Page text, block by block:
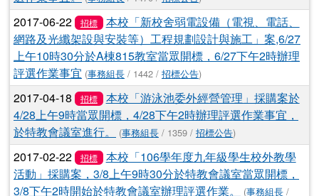
2017-06-22 招標
本校「新校舍弱電設備（電視、電話、
網路及光纖架設與安裝等）工程規劃設計與施工」案,6/27
上午10時30分於A棟815教室當眾開標，6/27下午2時辦理
評選作業事宜 (事務組長 / 1442 / 招標公告)
2017-04-18 招標
本校「游泳池委外經營管理」採購案於
4/28上午9時當眾開標，4/28下午2時辦理評選作業事宜，
於特教會議室進行。
(事務組長 / 1359 / 招標公告)
2017-02-22 招標
本校「106學年度九年級學生校外教學
活動」採購案，3/8上午9時30分於特教會議室當眾開標，
3/8下午2時開始於特教會議室辦理評選作業。
(事務組長 /